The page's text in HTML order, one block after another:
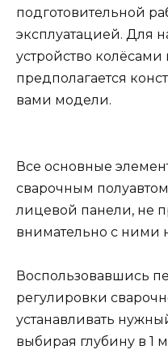
подготовительной
эксплуатацией. Для
устройство колёсами
предполагается
вами модели.
Все основные
сварочным
лицевой панели, не
внимательно с ними
Воспользовавшись
регулировки
устанавливать
выбирая глубину в 1